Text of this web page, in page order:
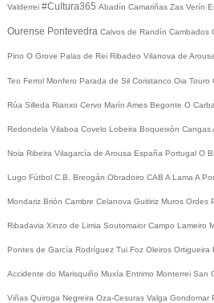
Valderrei #Cultura365 Abadín Camariñas Zas Verín
Ourense Pontevedra Calvos de Randín Cambados
Pino O Grove Palas de Rei Ribadeo Vilanova de Arousa
Teo Ferrol Monfero Parada de Sil Coristanco Oia Touro
Rúa Silleda Rianxo Cervo Marín Ames Begonte O
Redondela Vilaboa Covelo Lobeira Boqueixón Cangas
Noia Ribeira Vilagarcía de Arousa España Portugal O
Lugo Fútbol C.B. Breogán Obradoiro CAB A Lama A
Mondariz Brión Cambre Celanova Guitiriz Muros Ordes
Ribadavia Xinzo de Limia Soutomaior Campo Lameiro
Pontes de García Rodríguez Tui Foz Oleiros Ortigueira
Accidente do Marisquiño Muxía Entrimo Monterrei San
Viñas Quiroga Negreira Oza-Cesuras Valga Gondomar